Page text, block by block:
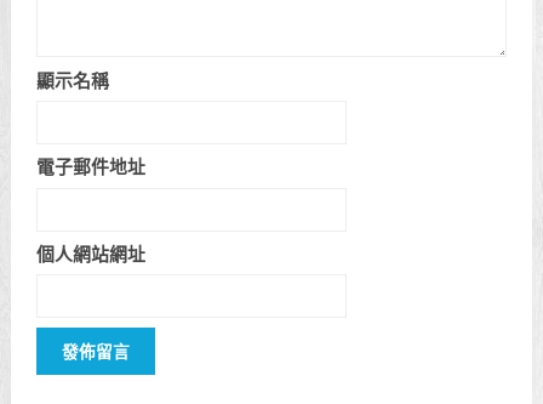
顯示名稱
電子郵件地址
個人網站網址